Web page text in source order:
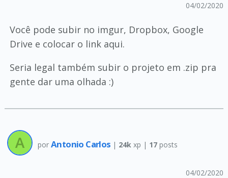
04/02/2020
Você pode subir no imgur, Dropbox, Google
Drive e colocar o link aqui.
Seria legal também subir o projeto em .zip pra
gente dar uma olhada :)
por Antonio Carlos | 24k xp | 17posts
04/02/2020